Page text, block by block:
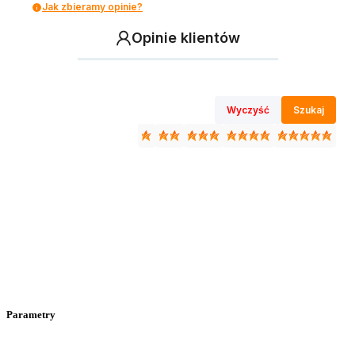
Jak zbieramy opinie?
Opinie klientów
Wyczyść Szukaj
Parametry